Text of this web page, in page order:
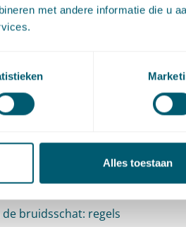
met andere informatie die u
Alles toestaan
moet een
regels vervallen
bruidsschat: regels